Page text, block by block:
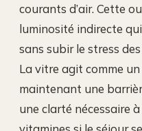
courants d’air. Cette
luminosité indirecte
sans subir le stress
La vitre agit comme
maintenant une
une clarté nécessaire